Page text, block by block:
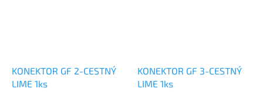
KONEKTOR GF 2-CESTNÝ
LIME 1ks
KONEKTOR GF 3-CESTNÝ
LIME 1ks